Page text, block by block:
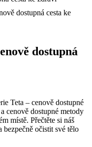
dostupná cesta ke
dostupná
Teta – cenově dostupné
cenově dostupné metody
místě. Přečtěte si náš
bezpečně očistit své tělo